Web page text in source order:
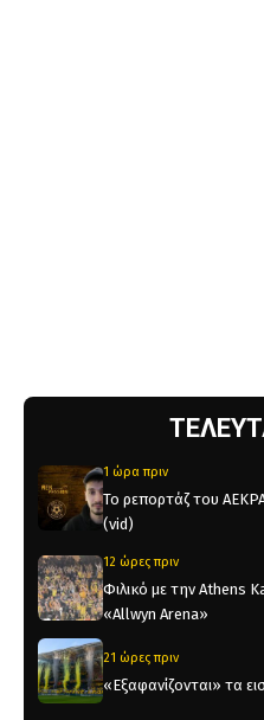
1 ώρα πριν
Το ρεπορτάζ του
(vid)
12 ώρες πριν
Φιλικό με την Athens
«Allwyn Arena»
21 ώρες πριν
«Εξαφανίζονται» τα